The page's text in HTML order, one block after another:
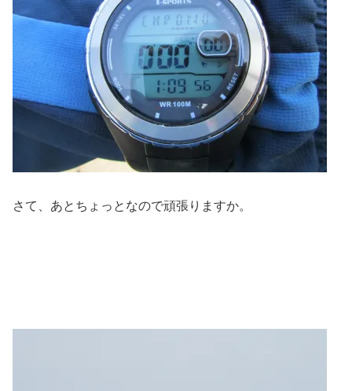
さて、あとちょっとなので頑張りますか。